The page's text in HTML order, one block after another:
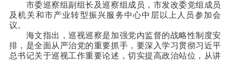
市委巡察组副组长及巡察组成员，市发改委党组成员
及机关和市产业转型振兴服务中心中层以上人员参加会
议。
海文指出，巡视巡察是加强党内监督的战略性制度安
排，是全面从严治党的重要抓手，要深入学习贯彻习近平
总书记关于巡视工作重要论述，切实提高政治站位，从讲